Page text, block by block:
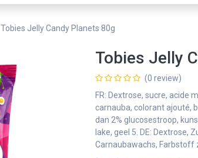
Tobies Jelly Candy Planets 80g
Tobies Jelly
(0 review)
FR: Dextrose, sucre, acide
carnauba, colorant ajouté,
dan 2% glucosestroop,
lake, geel 5. DE: Dextrose,
Carnaubawachs, Farbstoff